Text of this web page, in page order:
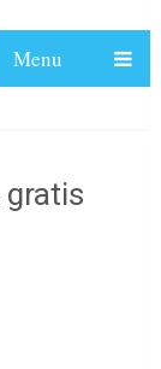
Menu
gratis